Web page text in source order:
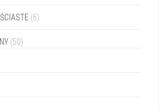
(6)
(50)